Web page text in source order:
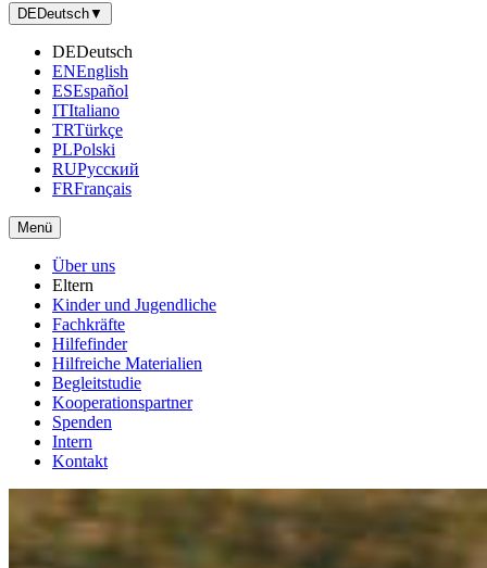
DEDeutsch▼
DEDeutsch
ENEnglish
ESEspañol
ITItaliano
TRTürkçe
PLPolski
RUРусский
FRFrançais
Menü
Über uns
Eltern
Kinder und Jugendliche
Fachkräfte
Hilfefinder
Hilfreiche Materialien
Begleitstudie
Kooperationspartner
Spenden
Intern
Kontakt